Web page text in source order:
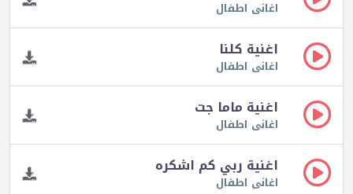
اغانى اطفال
اغنية كلنا
اغانى اطفال
اغنية ماما جت
اغانى اطفال
اغنية ربي كم اشكره
اغانى اطفال